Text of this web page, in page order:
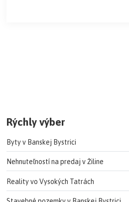
Rýchly výber
Byty v Banskej Bystrici
Nehnuteľností na predaj v Žiline
Reality vo Vysokých Tatrách